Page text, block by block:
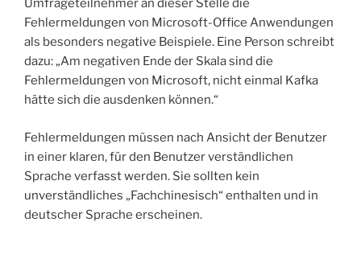
Umfrageteilnehmer an dieser Stelle die
Fehlermeldungen von Microsoft-Office Anwendungen
als besonders negative Beispiele. Eine Person schreibt
dazu: „Am negativen Ende der Skala sind die
Fehlermeldungen von Microsoft, nicht einmal Kafka
hätte sich die ausdenken können.“
Fehlermeldungen müssen nach Ansicht der Benutzer
in einer klaren, für den Benutzer verständlichen
Sprache verfasst werden. Sie sollten kein
unverständliches „Fachchinesisch“ enthalten und in
deutscher Sprache erscheinen.